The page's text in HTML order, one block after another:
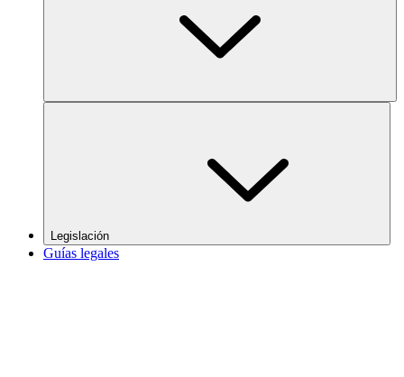
Legislación
Guías legales